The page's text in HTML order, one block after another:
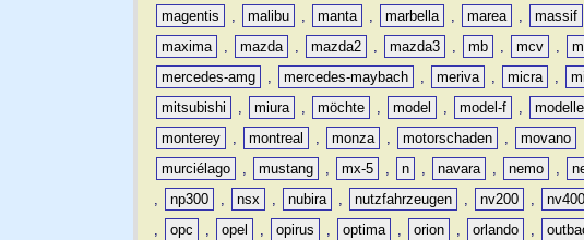
magentis
, malibu , manta , marbella , marea , massif
maxima
, mazda , mazda2 , mazda3 , mb , mcv ,
mercedes-amg
, mercedes-maybach , meriva , micra ,
mitsubishi
, miura , möchte , model , model-f , modelle
monterey
, montreal , monza , motorschaden , movano
murciélago
, mustang , mx-5 , n , navara , nemo ,
,
np300 , nsx , nubira , nutzfahrzeugen , nv200 , nv400
,
opc , opel , opirus , optima , orion , orlando ,